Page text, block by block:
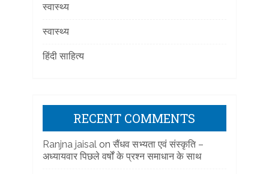
स्वास्थ्य
स्वास्थ्य
हिंदी साहित्य
RECENT COMMENTS
Ranjna jaisal on सैंधव सभ्यता एवं संस्कृति –
अध्यायवार पिछले वर्षों के प्रश्न समाधान के साथ